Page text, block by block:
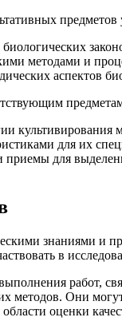
методами и
аспектов
для их
приемы для
знаниями и
в
работ,
методов. Они
оценки